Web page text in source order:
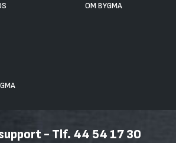
OM BYGMA
- Tlf. 44 54 17 30